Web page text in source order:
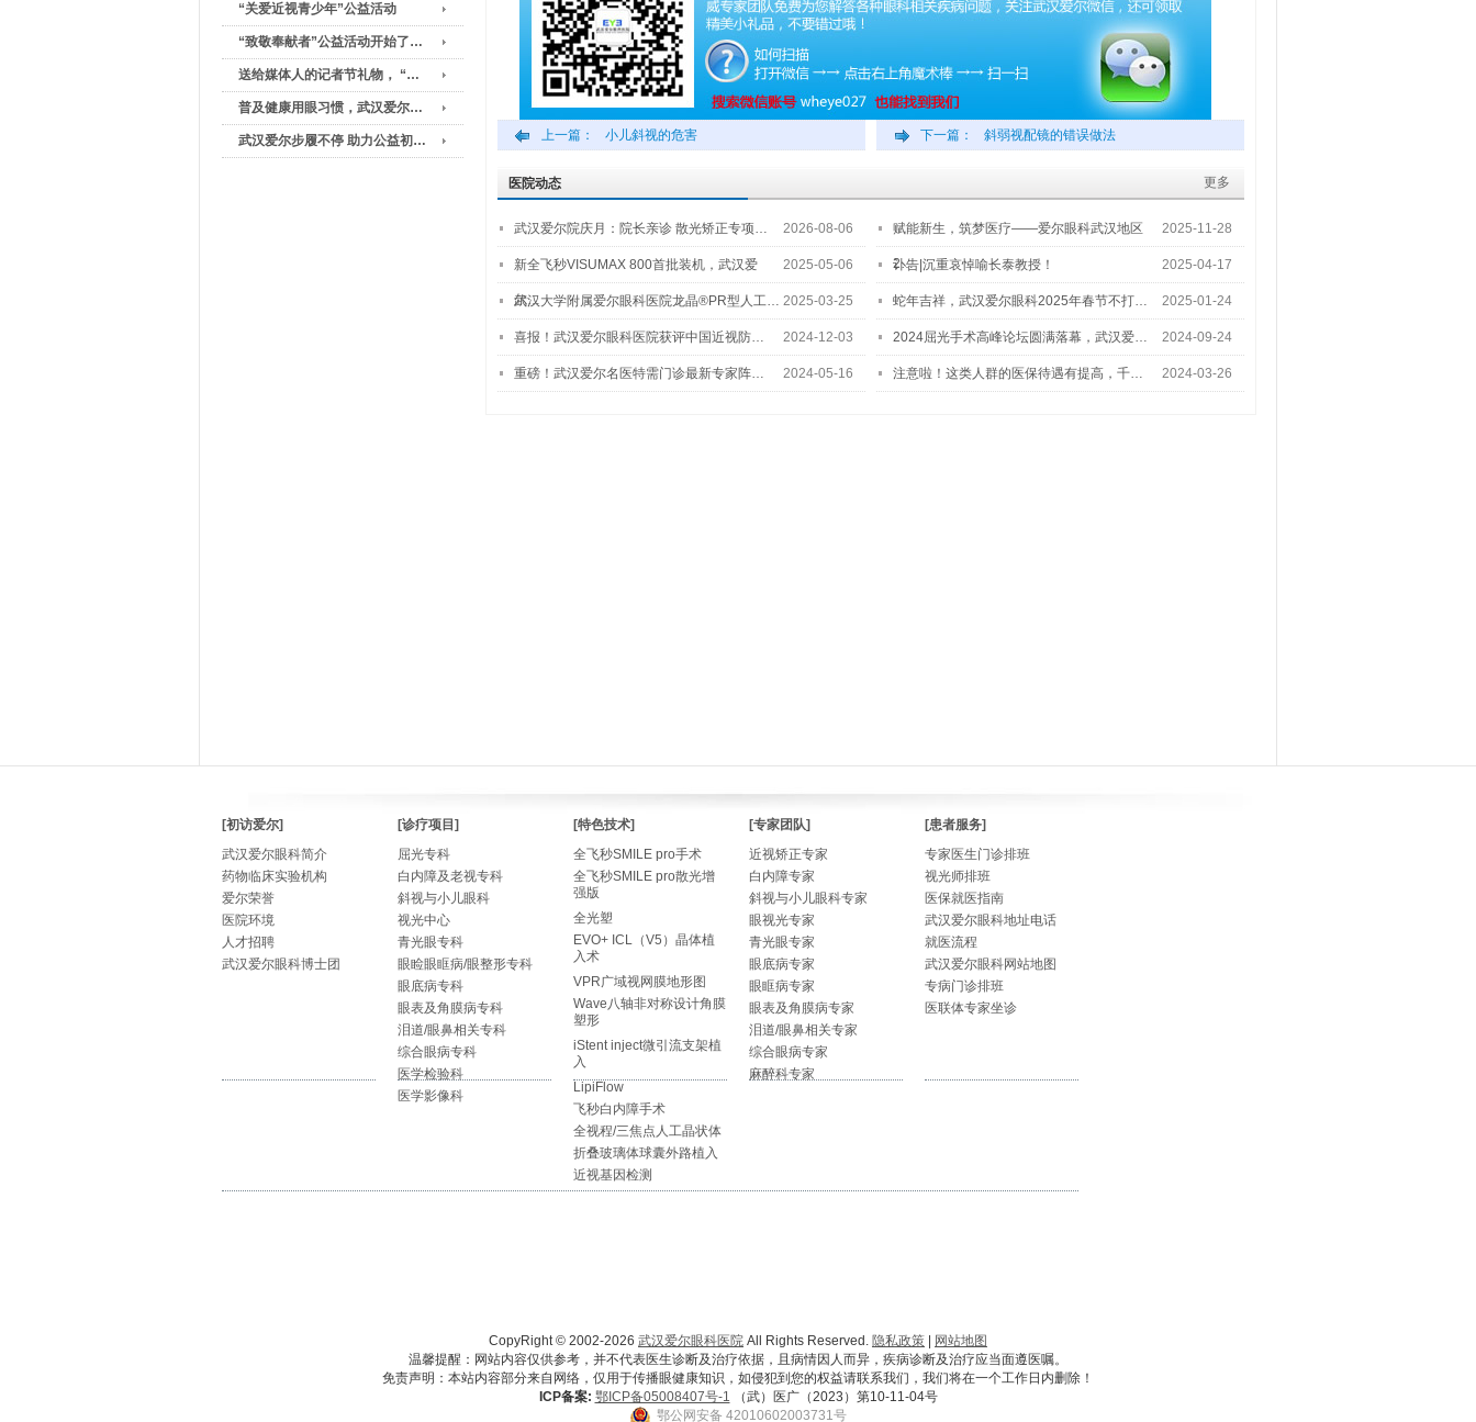
“关爱近视青少年”公益活动
“致敬奉献者”公益活动开始了…
送给媒体人的记者节礼物， “…
普及健康用眼习惯，武汉爱尔…
武汉爱尔步履不停 助力公益初… 上一篇： 小儿斜视的危害 下一篇： 斜弱视配镜的错误做法
更多
医院动态
武汉爱尔院庆月：院长亲诊 散光矫正专项… 2026-08-06 赋能新生，筑梦医疗——爱尔眼科武汉地区
2…
2025-11-28
新全飞秒VISUMAX 800首批装机，武汉爱
尔…
2025-05-06 讣告|沉重哀悼喻长泰教授！ 2025-04-17
武汉大学附属爱尔眼科医院龙晶®PR型人工… 2025-03-25 蛇年吉祥，武汉爱尔眼科2025年春节不打… 2025-01-24
喜报！武汉爱尔眼科医院获评中国近视防… 2024-12-03 2024屈光手术高峰论坛圆满落幕，武汉爱… 2024-09-24
重磅！武汉爱尔名医特需门诊最新专家阵… 2024-05-16 注意啦！这类人群的医保待遇有提高，千… 2024-03-26
[初访爱尔]
武汉爱尔眼科简介
药物临床实验机构
爱尔荣誉
医院环境
人才招聘
武汉爱尔眼科博士团
[诊疗项目]
屈光专科
白内障及老视专科
斜视与小儿眼科
视光中心
青光眼专科
眼睑眼眶病/眼整形专科
眼底病专科
眼表及角膜病专科
泪道/眼鼻相关专科
综合眼病专科
医学检验科
医学影像科
[特色技术]
全飞秒SMILE pro手术
全飞秒SMILE pro散光增
强版
全光塑
EVO+ ICL（V5）晶体植
入术
VPR广域视网膜地形图
Wave八轴非对称设计角膜
塑形
iStent inject微引流支架植
入
LipiFlow
飞秒白内障手术
全视程/三焦点人工晶状体
折叠玻璃体球囊外路植入
近视基因检测
[专家团队]
近视矫正专家
白内障专家
斜视与小儿眼科专家
眼视光专家
青光眼专家
眼底病专家
眼眶病专家
眼表及角膜病专家
泪道/眼鼻相关专家
综合眼病专家
麻醉科专家
[患者服务]
专家医生门诊排班
视光师排班
医保就医指南
武汉爱尔眼科地址电话
就医流程
武汉爱尔眼科网站地图
专病门诊排班
医联体专家坐诊
CopyRight © 2002-2026 武汉爱尔眼科医院 All Rights Reserved. 隐私政策
网站地图
温馨提醒：网站内容仅供参考，并不代表医生诊断及治疗依据，且病情因人而异，疾病诊断及治疗应当面遵医嘱。
免责声明：本站内容部分来自网络，仅用于传播眼健康知识，如侵犯到您的权益请联系我们，我们将在一个工作日内删除！
ICP备案: 鄂ICP备05008407号-1 （武）医广（2023）第10-11-04号
鄂公网安备 42010602003731号